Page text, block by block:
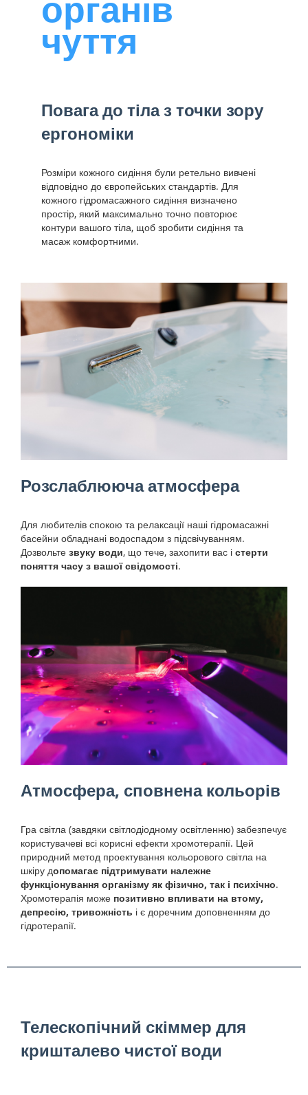
чуття
Повага до тіла з точки зору
ергономіки
Розміри кожного сидіння були ретельно вивчені
відповідно до європейських стандартів. Для
кожного гідромасажного сидіння визначено
простір, який максимально точно повторює
контури вашого тіла, щоб зробити сидіння та
масаж комфортними.
Розслаблююча атмосфера
Для любителів спокою та релаксації наші гідромасажні
басейни обладнані водоспадом з підсвічуванням.
Дозвольте звуку води, що тече, захопити вас і стерти
поняття часу з вашої свідомості.
Атмосфера, сповнена кольорів
Гра світла (завдяки світлодіодному освітленню) забезпечує
користувачеві всі корисні ефекти хромотерапії. Цей
природний метод проектування кольорового світла на
шкіру допомагає підтримувати належне
функціонування організму як фізично, так і психічно.
Хромотерапія може позитивно впливати на втому,
депресію, тривожність і є доречним доповненням до
гідротерапії.
Телескопічний скіммер для
кришталево чистої води